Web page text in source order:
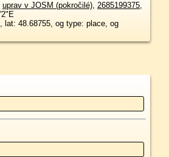
uprav v JOSM (pokročilé), 2685199375,
lat: 48.68755, og type: place, og